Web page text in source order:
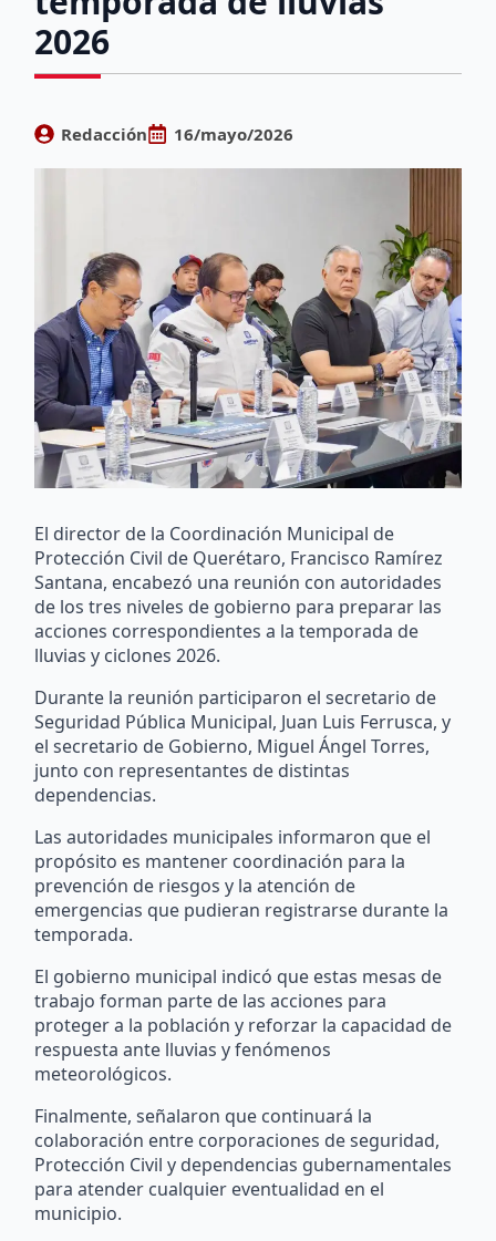
2026
Redacción 16/mayo/2026
El director de la Coordinación Municipal de
Protección Civil de Querétaro, Francisco Ramírez
Santana, encabezó una reunión con autoridades
de los tres niveles de gobierno para preparar las
acciones correspondientes a la temporada de
lluvias y ciclones 2026.
Durante la reunión participaron el secretario de
Seguridad Pública Municipal, Juan Luis Ferrusca, y
el secretario de Gobierno, Miguel Ángel Torres,
junto con representantes de distintas
dependencias.
Las autoridades municipales informaron que el
propósito es mantener coordinación para la
prevención de riesgos y la atención de
emergencias que pudieran registrarse durante la
temporada.
El gobierno municipal indicó que estas mesas de
trabajo forman parte de las acciones para
proteger a la población y reforzar la capacidad de
respuesta ante lluvias y fenómenos
meteorológicos.
Finalmente, señalaron que continuará la
colaboración entre corporaciones de seguridad,
Protección Civil y dependencias gubernamentales
para atender cualquier eventualidad en el
municipio.